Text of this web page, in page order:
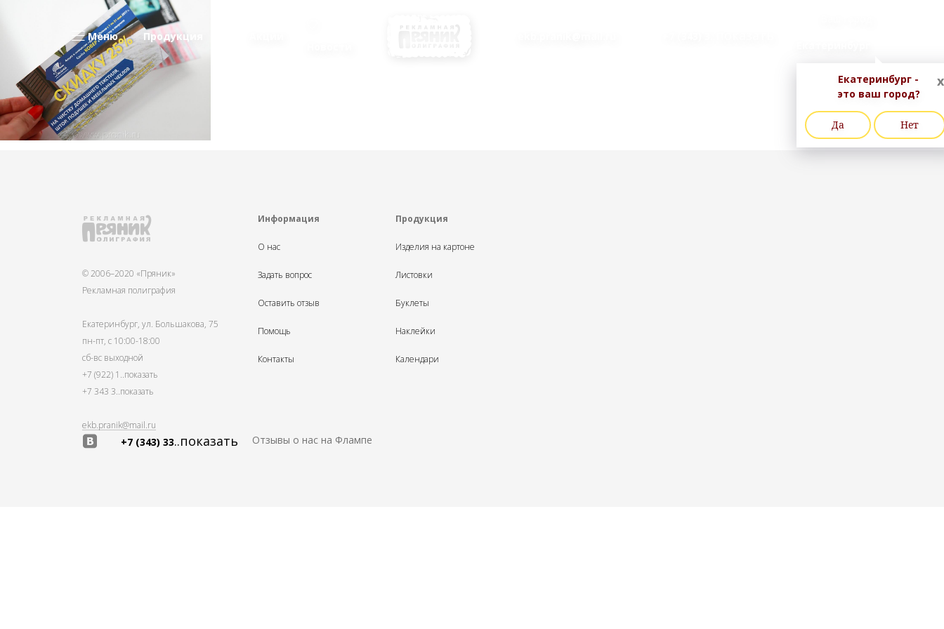
Меню Продукция
x
Екатеринбург -
это ваш город?
Да Нет
© 2006–2020 «Пряник»
Рекламная полиграфия
Екатеринбург, ул. Большакова, 75
пн-пт, с 10:00-18:00
сб-вс выходной
+7 (922) 1 ..показать
+7 343 3..показать
ekb.pranik@mail.ru
Информация
О нас
Задать вопрос
Оставить отзыв
Помощь
Контакты
Продукция
Изделия на картоне
Листовки
Буклеты
Наклейки
Календари
+7 (343) 33..показать Отзывы о нас на Флампе